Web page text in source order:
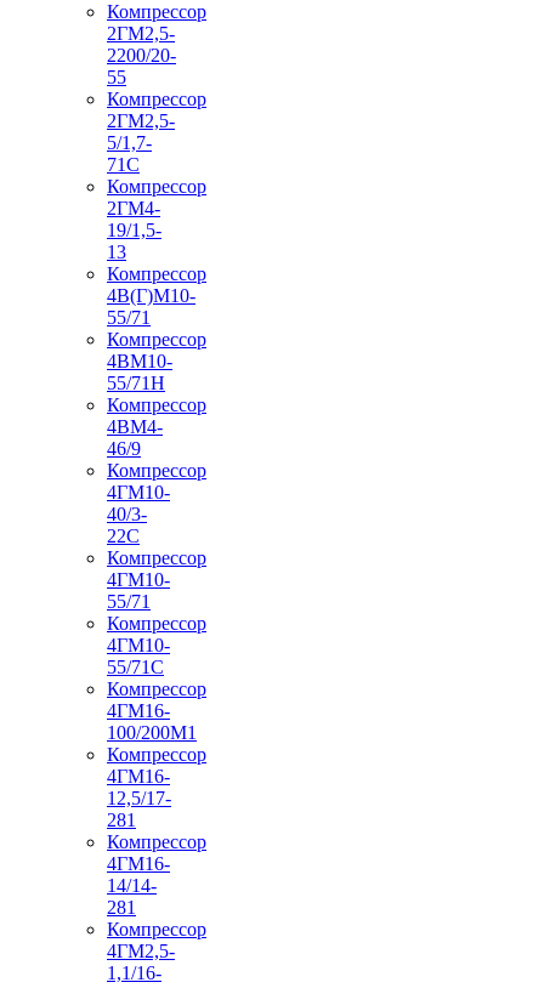
Компрессор
2ГМ2,5-
2200/20-
55
Компрессор
2ГМ2,5-
5/1,7-
71С
Компрессор
2ГМ4-
19/1,5-
13
Компрессор
4В(Г)М10-
55/71
Компрессор
4ВМ10-
55/71Н
Компрессор
4ВМ4-
46/9
Компрессор
4ГМ10-
40/3-
22С
Компрессор
4ГМ10-
55/71
Компрессор
4ГМ10-
55/71С
Компрессор
4ГМ16-
100/200М1
Компрессор
4ГМ16-
12,5/17-
281
Компрессор
4ГМ16-
14/14-
281
Компрессор
4ГМ2,5-
1,1/16-